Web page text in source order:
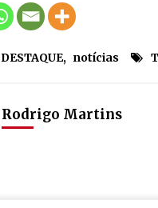
DESTAQUE, notícias
Rodrigo Martins